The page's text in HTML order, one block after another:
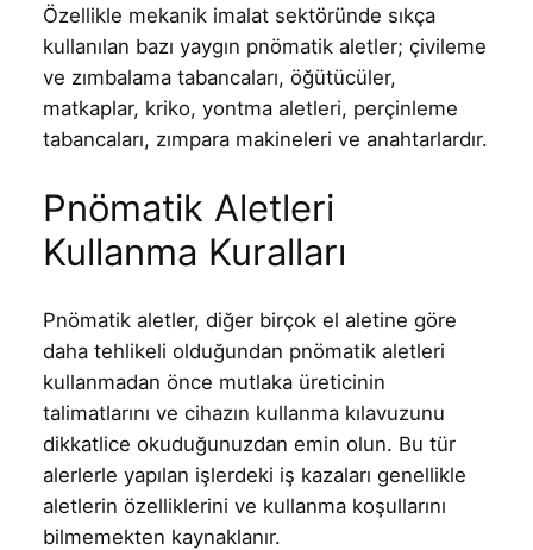
Özellikle mekanik imalat sektöründe sıkça
kullanılan bazı yaygın pnömatik aletler; çivileme
ve zımbalama tabancaları, öğütücüler,
matkaplar, kriko, yontma aletleri, perçinleme
tabancaları, zımpara makineleri ve anahtarlardır.
Pnömatik Aletleri
Kullanma Kuralları
Pnömatik aletler, diğer birçok el aletine göre
daha tehlikeli olduğundan pnömatik aletleri
kullanmadan önce mutlaka üreticinin
talimatlarını ve cihazın kullanma kılavuzunu
dikkatlice okuduğunuzdan emin olun. Bu tür
alerlerle yapılan işlerdeki iş kazaları genellikle
aletlerin özelliklerini ve kullanma koşullarını
bilmemekten kaynaklanır.